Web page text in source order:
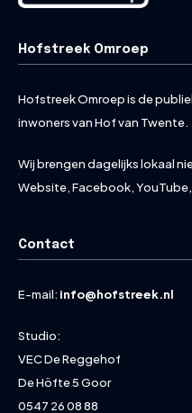
Hofstreek Omroep
Hofstreek Omroep is de
inwoners van Hof van Twente.
Wij brengen dagelijks lokaal
Website, Facebook,
Contact
E-mail: info@hofstreek.nl
Studio:
VEC De Reggehof
De Höfte 5 Goor
0547 26 08 88